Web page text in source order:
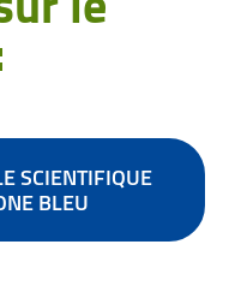
SCIENTIFIQUE
BLEU